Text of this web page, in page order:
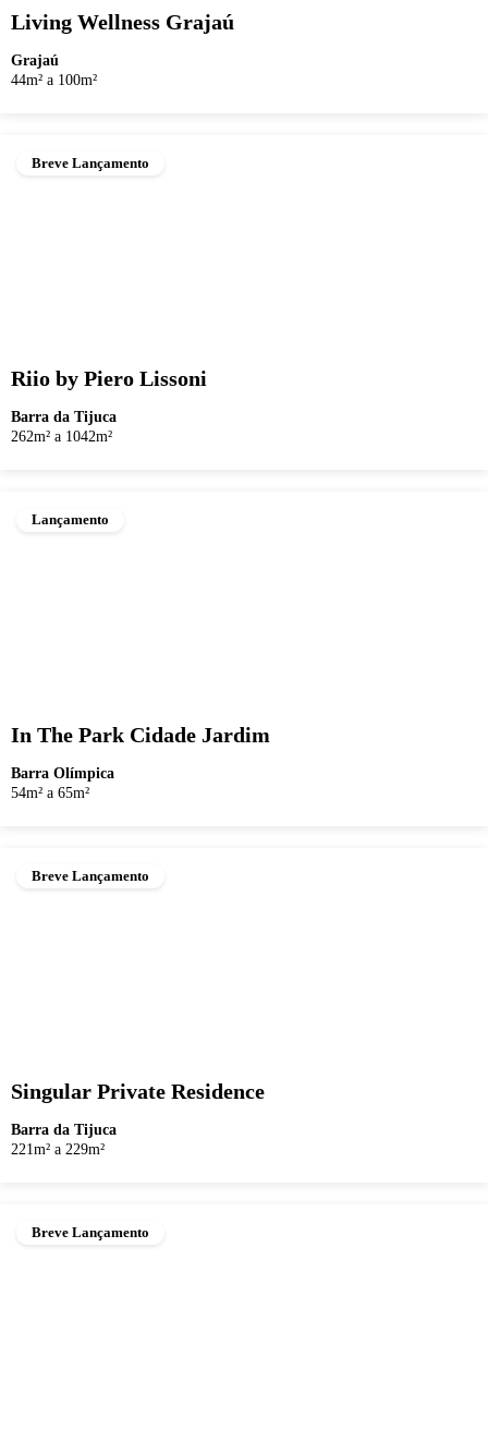
Living Wellness Grajaú
Grajaú
44m² a 100m²
Breve Lançamento
Riio by Piero Lissoni
Barra da Tijuca
262m² a 1042m²
Lançamento
In The Park Cidade Jardim
Barra Olímpica
54m² a 65m²
Breve Lançamento
Singular Private Residence
Barra da Tijuca
221m² a 229m²
Breve Lançamento